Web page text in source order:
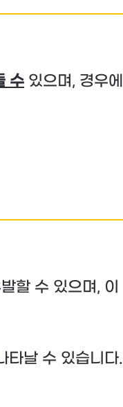
수 있으며, 경우에
할 수 있으며, 이
타날 수 있습니다.